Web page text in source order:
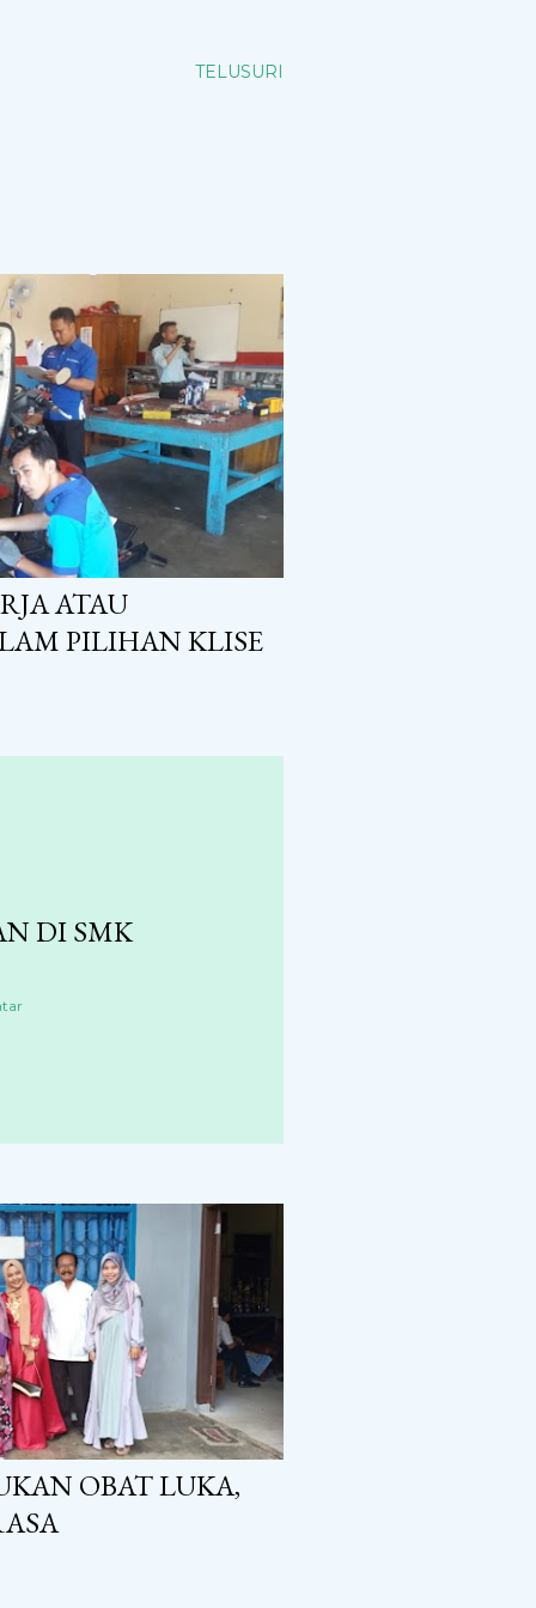
TELUSURI
ATAU
PILIHAN KLISE
DI SMK
OBAT LUKA,